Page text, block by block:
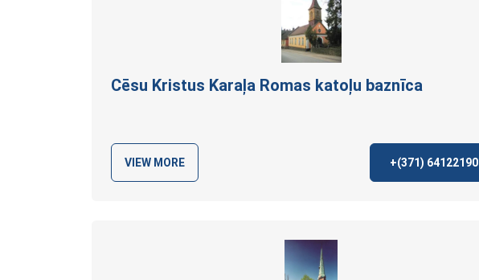
Cēsu Kristus Karaļa Romas katoļu baznīca
VIEW MORE +(371) 64122190